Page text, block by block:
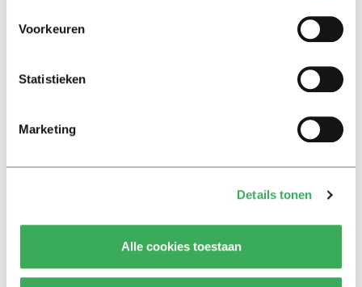
Voorkeuren
Statistieken
Marketing
Details tonen
Alle cookies toestaan
bedreigingen en desinformatie:
‘Wetenschappers, kom die
Kinderen spelen de Zero
Hunger Game: ‘Ik schrok, we
inwoners bij’